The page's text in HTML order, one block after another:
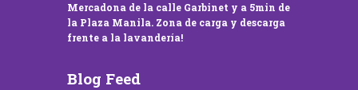
Mercadona de la calle Garbinet y a 5min de
la Plaza Manila. Zona de carga y descarga
frente a la lavandería!
Blog Feed